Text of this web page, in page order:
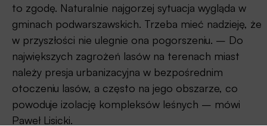
to zgodę. Naturalnie najgorzej sytuacja wygląda w
gminach podwarszawskich. Trzeba mieć nadzieję, że
w przyszłości nie ulegnie ona pogorszeniu. – Do
największych zagrożeń lasów na terenach miast
należy presja urbanizacyjna w bezpośrednim
otoczeniu lasów, a często na jego obszarze, co
powoduje izolację kompleksów leśnych – mówi
Paweł Lisicki.